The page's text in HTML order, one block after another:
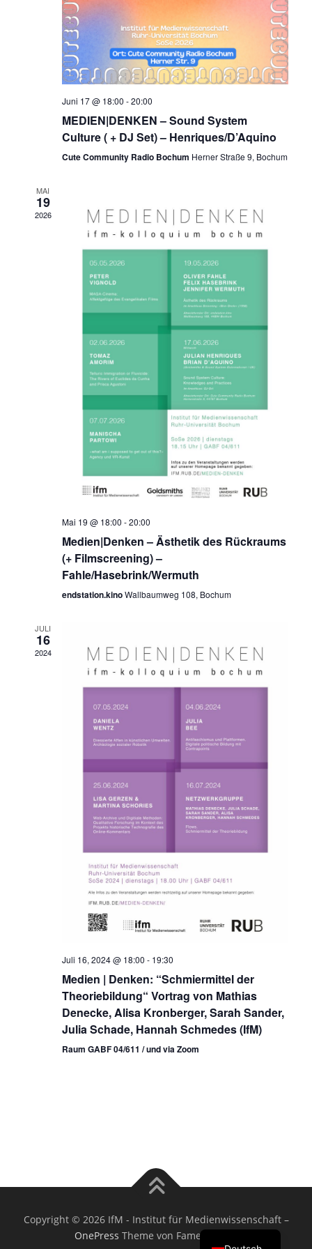
e
n
d
A
i
c
h
n
N
a
v
g
a
i
o
n
n
-
N
a
v
i
n
Juni 17 @ 18:00 -20:00
MEDIEN|DENKEN – Sound System
Culture ( + DJ Set) – Henriques/D’Aquino
Cute Community Radio Bochum Herner Straße 9, Bochum
MAI
19
2026
Mai 19 @ 18:00 -20:00
Medien|Denken – Ästhetik des Rückraums
(+ Filmscreening) –
Fahle/Hasebrink/Wermuth
endstation.kinoWallbaumweg 108, Bochum
JULI
16
2024
Juli 16, 2024 @ 18:00 - 19:30
Medien | Denken: “Schmiermittel der
Theoriebildung“ Vortrag von Mathias
Denecke, Alisa Kronberger, Sarah Sander,
Julia Schade, Hannah Schmedes (IfM)
Raum GABF 04/611 / und via Zoom
Copyright © 2026 IfM - Institut für Medienwissenschaft –
OnePress Theme von FameThemes